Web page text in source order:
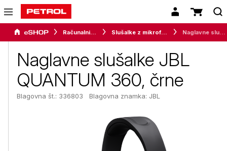
Računalništvo Slušalke z mikrofonom Naglavne slušalke JBL QUANTUM 360, črne
Naglavne slušalke JBL
QUANTUM 360, črne
Blagovna št.: 336803 Blagovna znamka: JBL